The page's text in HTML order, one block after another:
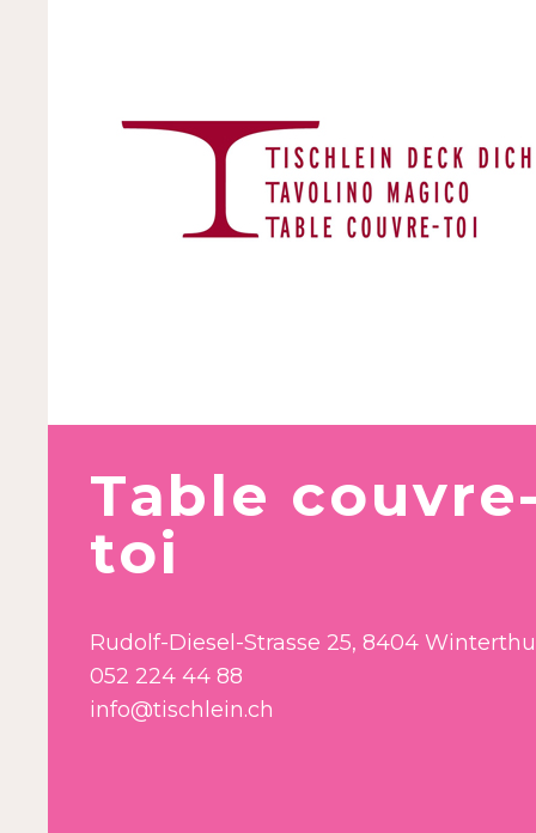
Table
toi
Rudolf-Diesel-Strasse 25, 8404
052 224 44 88
info@tischlein.ch